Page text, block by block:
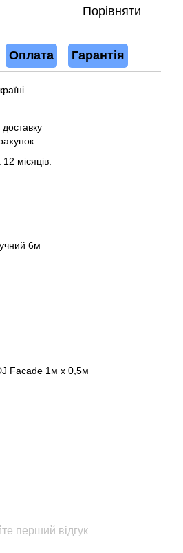
Порівняти
Оплата Гарантія
місяців.
6м
Facade 1м х 0,5м
перший відгук